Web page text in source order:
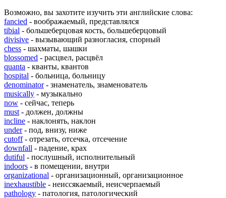
Возможно, вы захотите изучить эти английские слова:
fancied - воображаемый, представлялся
tibial - большеберцовая кость, большеберцовый
divisive - вызывающий разногласия, спорный
chess - шахматы, шашки
blossomed - расцвел, расцвёл
quanta - кванты, квантов
hospital - больница, больницу
denominator- знаменатель, знаменователь
musically - музыкально
now - сейчас, теперь
must - должен, должны
incline - наклонять, наклон
under- под, внизу, ниже
cutoff- отрезать, отсечка, отсечение
downfall - падение, крах
dutiful - послушный, исполнительный
indoors - в помещении, внутри
organizational - организационный, организационное
inexhaustible - неиссякаемый, неисчерпаемый
pathology - патология, патологический